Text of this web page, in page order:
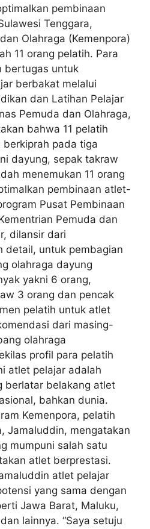
pembinaan
Tenggara,
Olahraga (Kemenpora)
11 orang pelatih. Para
bertugas untuk
berbakat melalui
dan Latihan Pelajar
Pemuda dan Olahraga,
bahwa 11 pelatih
pada tiga
dayung, sepak takraw
menemukan 11 orang
pembinaan atlet-
Pusat Pembinaan
Pemuda dan
dilansir dari
detail, untuk pembagian
olahraga dayung
yakni 6 orang,
3 orang dan pencak
pelatih untuk atlet
dari masing-
olahraga
profil para pelatih
atlet pelajar adalah
berlatar belakang atlet
bahkan dunia.
Kemenpora, pelatih
Jamaluddin, mengatakan
mumpuni salah satu
atlet berprestasi.
atlet pelajar
yang sama dengan
Jawa Barat, Maluku,
lainnya. “Saya setuju